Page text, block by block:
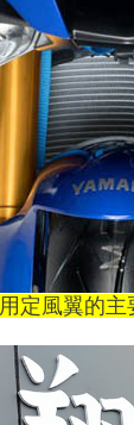
定風翼的主